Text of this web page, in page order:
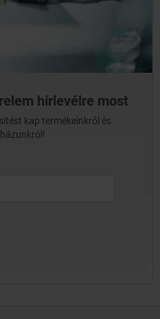
hírlevélre most
kap termékeinkről és